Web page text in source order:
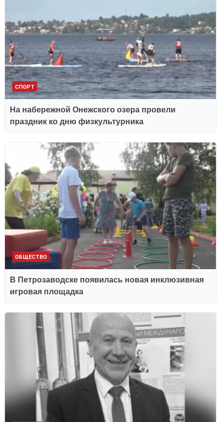
СПОРТ
На набережной Онежского озера провели
праздник ко дню физкультурника
ОБЩЕСТВО
В Петрозаводске появилась новая инклюзивная
игровая площадка